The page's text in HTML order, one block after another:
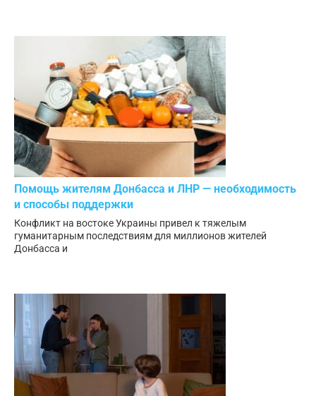
Помощь жителям Донбасса и ЛНР — необходимость
и способы поддержки
Конфликт на востоке Украины привел к тяжелым
гуманитарным последствиям для миллионов жителей
Донбасса и